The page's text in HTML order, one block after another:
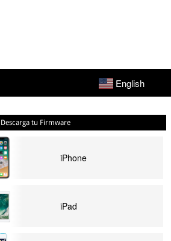
English
Descarga tu Firmware
iPhone
iPad